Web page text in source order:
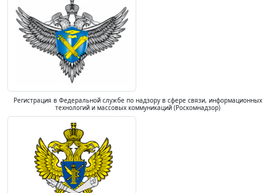
Регистрация в Федеральной службе по надзору в сфере связи, информационных
технологий и массовых коммуникаций (Роскомнадзор)